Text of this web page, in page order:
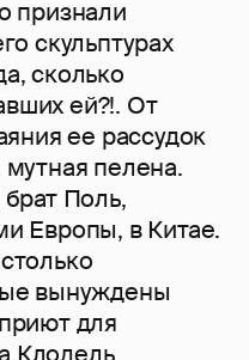
признали
скульптурах
сколько
ей?!. От
ее рассудок
мутная пелена.
Поль,
Европы, в Китае.
вынуждены
для